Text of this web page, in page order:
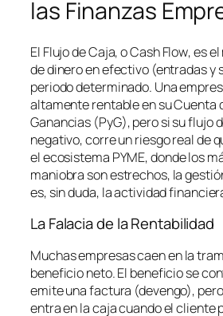
las Finanzas
El Flujo de Caja, oCash Flow, es
de dinero en efectivo (entradas y
periodo determinado. Una
altamente rentable en su Cuenta
Ganancias (PyG), pero si su flujo
negativo, corre un riesgo real de
el ecosistema PYME, donde los
maniobra son estrechos, la
es, sin duda, la actividad
La Falacia de la Rentabilidad
Muchas empresas caen en la
beneficio neto. El beneficio se
emite una factura (devengo),
entra en la caja cuando el cliente